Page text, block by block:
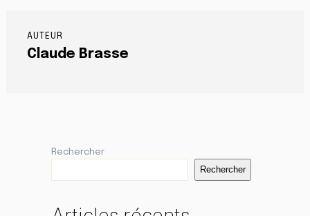
AUTEUR
Claude Brasse
Rechercher
Rechercher